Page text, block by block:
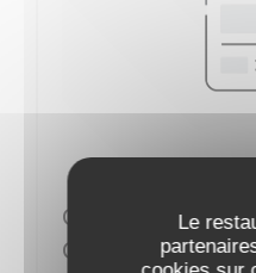
Le
Guy Martin : “La
Compliquée Sans